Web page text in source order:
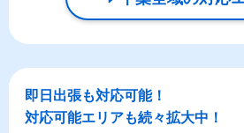
即日出張も対応可能！
対応可能エリアも続々拡大中！